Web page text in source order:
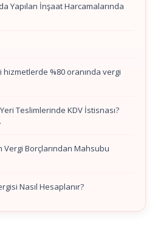
Yapılan İnşaat Harcamalarında
%80 oranında vergi
Teslimlerinde KDV İstisnası?
Vergi Borçlarından Mahsubu
Nasıl Hesaplanır?